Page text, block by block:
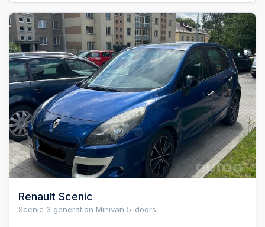
Renault Scenic
Scenic 3 generation Minivan 5-doors